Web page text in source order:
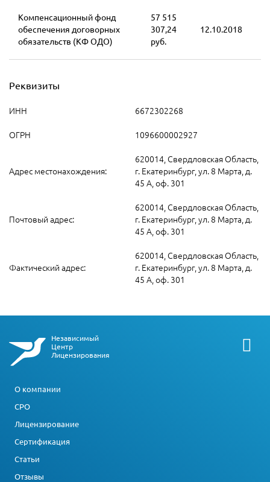
Компенсационный фонд
обеспечения договорных
обязательств (КФ ОДО)
57 515
307,24
руб.
12.10.2018
Реквизиты
ИНН
6672302268
ОГРН
1096600002927
Адрес местонахождения:
620014, Свердловская Область,
г. Екатеринбург, ул. 8 Марта, д.
45 А, оф. 301
Почтовый адрес:
620014, Свердловская Область,
г. Екатеринбург, ул. 8 Марта, д.
45 А, оф. 301
Фактический адрес:
620014, Свердловская Область,
г. Екатеринбург, ул. 8 Марта, д.
45 А, оф. 301
Независимый
Центр
Лицензирования
О компании
СРО
Лицензирование
Сертификация
Статьи
Отзывы